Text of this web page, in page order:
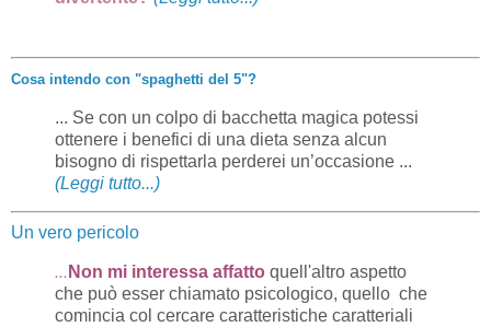
Cosa intendo con "spaghetti del 5"?
... Se con un colpo di bacchetta magica potessi
ottenere i benefici di una dieta senza alcun
bisogno di rispettarla perderei un’occasione ...
(Leggi tutto...)
Un vero pericolo
... Non mi interessa affatto quell'altro aspetto
che può esser chiamato psicologico, quello che
comincia col cercare caratteristiche caratteriali